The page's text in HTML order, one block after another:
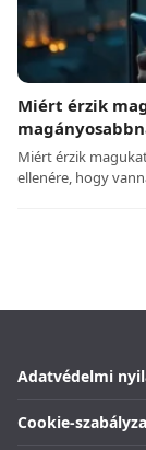
Miért érzik
Miért érzik
ellenére, hogy
Adatvédelmi
Cookie-